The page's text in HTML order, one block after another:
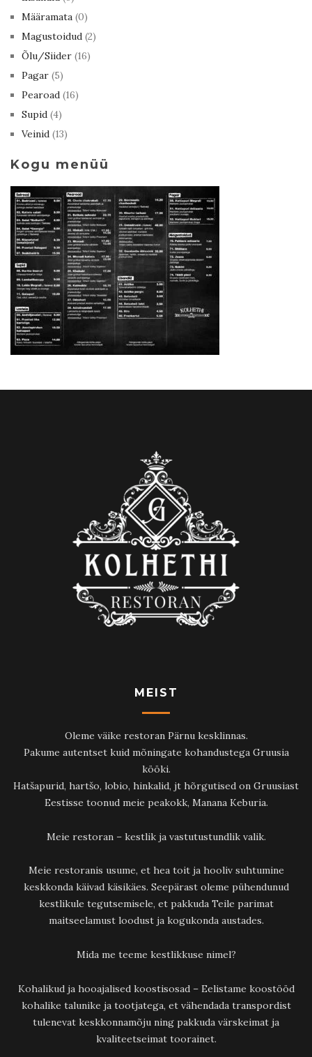
Määramata (0)
Magustoidud (2)
Õlu/Siider (16)
Pagar (5)
Pearoad (16)
Supid (4)
Veinid (13)
Kogu menüü
MEIST
Oleme väike restoran Pärnu kesklinnas.
Pakume autentset kuid mõningate kohandustega Gruusia
kööki.
Hatšapurid, hartšo, lobio, hinkalid, jt hõrgutised on Gruusiast
Eestisse toonud meie peakokk, Manana Keburia.
Meie restoran – kestlik ja vastutustundlik valik.
Meie restoranis usume, et hea toit ja hooliv suhtumine
keskkonda käivad käsikäes. Seepärast oleme pühendunud
kestlikule tegutsemisele, et pakkuda Teile parimat
maitseelamust loodust ja kogukonda austades.
Mida me teeme kestlikkuse nimel?
Kohalikud ja hooajalised koostisosad – Eelistame koostööd
kohalike talunike ja tootjatega, et vähendada transpordist
tulenevat keskkonnamõju ning pakkuda värskeimat ja
kvaliteetseimat toorainet.